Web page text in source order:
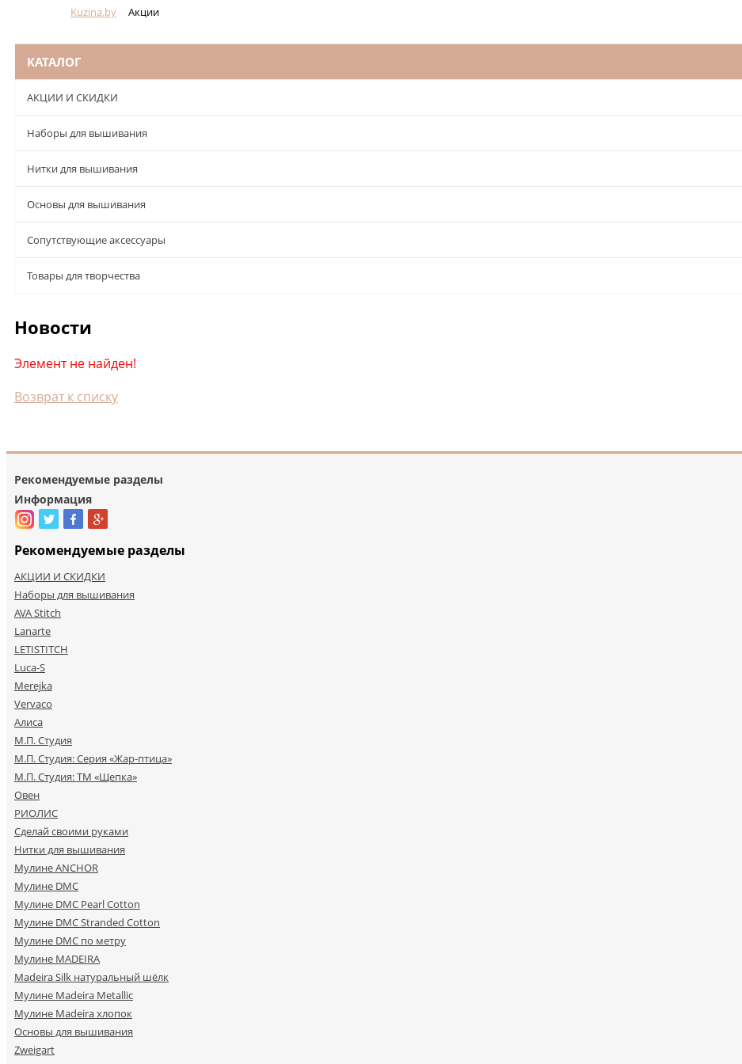
Kuzina.by Акции
КАТАЛОГ
АКЦИИ И СКИДКИ
Наборы для вышивания
Нитки для вышивания
Основы для вышивания
Сопутствующие аксессуары
Товары для творчества
Новости
Элемент не найден!
Возврат к списку
Рекомендуемые разделы
Информация
Рекомендуемые разделы
АКЦИИ И СКИДКИ
Наборы для вышивания
AVA Stitch
Lanarte
LETISTITCH
Luca-S
Merejka
Vervaco
Алиса
М.П. Студия
М.П. Студия: Серия «Жар-птица»
М.П. Студия: ТМ «Щепка»
Овен
РИОЛИС
Сделай своими руками
Нитки для вышивания
Мулине ANCHOR
Мулине DMC
Мулине DMC Pearl Cotton
Мулине DMC Stranded Cotton
Мулине DMC по метру
Мулине MADEIRA
Madeira Silk натуральный шёлк
Мулине Madeira Metallic
Мулине Madeira хлопок
Основы для вышивания
Zweigart